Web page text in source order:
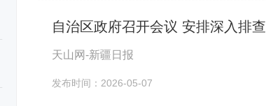
自治区政府召开会议 安排深入排
天山网-新疆日报
发布时间：2026-05-07